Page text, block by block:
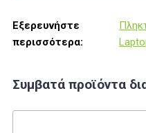
Εξερευνήστε
περισσότερα:
Συμβατά προϊόντα